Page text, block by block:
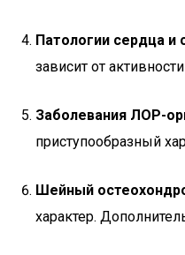
Патологии сердца и
зависит от
Заболевания ЛОР-
приступообразный
Шейный
характер.